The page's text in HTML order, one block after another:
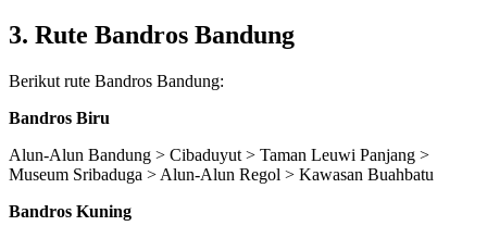
3. Rute Bandros Bandung
Berikut rute Bandros Bandung:
Bandros Biru
Alun-Alun Bandung > Cibaduyut > Taman Leuwi Panjang >
Museum Sribaduga > Alun-Alun Regol > Kawasan Buahbatu
Bandros Kuning